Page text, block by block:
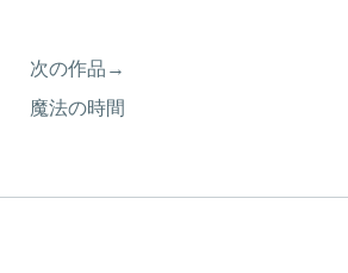
次の作品→
魔法の時間